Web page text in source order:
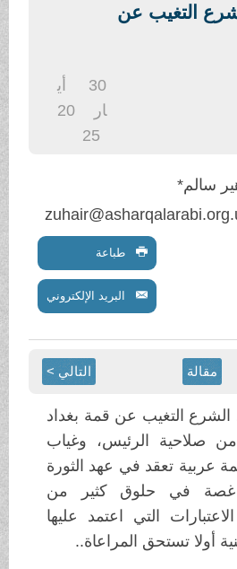
التغيب عن
30
20
سالم*
طباعة
البريد الإلكتروني
مقالة التالي >
التغيب عن قمة بغداد
صلاحية الرئيس، وغياب
تعقد في عهد الثورة
في حلوق كثير من
التي اعتمد عليها
أولا تستحق المراعاة..